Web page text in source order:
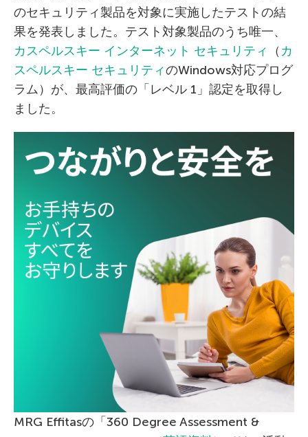
のセキュリティ製品を対象に実施したテストの結
果を発表しました。テスト対象製品のうち唯一、
カスペルスキー インターネット セキュリティ
（ カ
スペルスキー セキュリティのWindows対応プログ
ラム）が、最高評価の「レベル 1」認定を取得し
ました。
MRG Effitasの「360 Degree Assessment &